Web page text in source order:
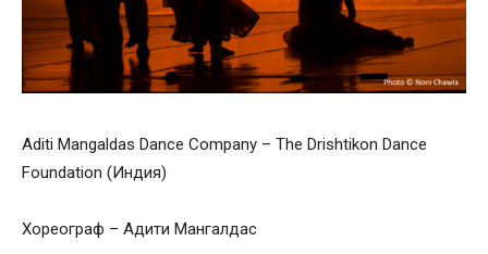
Aditi Mangaldas Dance Company – The Drishtikon Dance
Foundation (Индия)
Хореограф – Адити Мангалдас